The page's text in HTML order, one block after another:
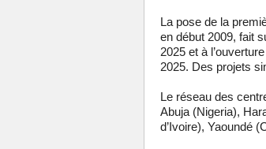
La pose de la
en début 2009, fait
2025 et à
2025. Des projets
Le réseau des
Abuja (Nigeria),
d’Ivoire), Yaoundé